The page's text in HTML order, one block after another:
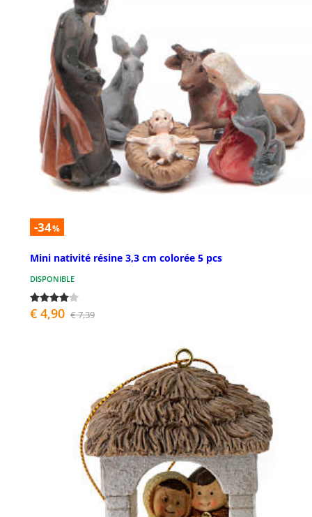
-34%
Mini nativité résine 3,3 cm colorée 5 pcs
DISPONIBLE
€ 4,90 € 7,39